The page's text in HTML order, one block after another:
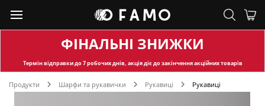
ФІНАЛЬНІ ЗНИЖКИ
Термін відправкидо 7 робочих днів, акція діє до закінчення акційних товарів
Продукти Шарфи та рукавички Рукавиці Рукавиці